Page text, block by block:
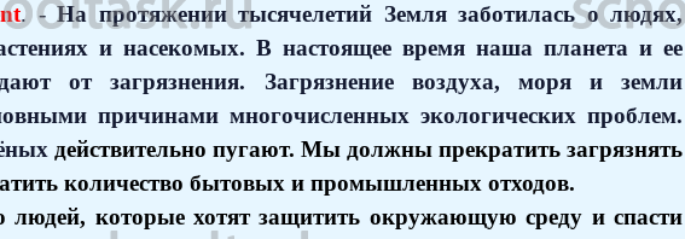
. -На протяжении тысячелетий Земля заботилась о людях,
и насекомых. В настоящее время наша планета и ее
от загрязнения. Загрязнение воздуха, моря и земли
причинами многочисленных экологических проблем.
действительно пугают. Мы должны прекратить загрязнять
количество бытовых и промышленных отходов.
людей, которые хотят защитить окружающую среду и спасти